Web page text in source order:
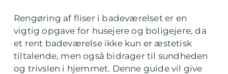
Rengøring af fliser i badeværelset er en
vigtig opgave for husejere og boligejere, da
et rent badeværelse ikke kun er æstetisk
tiltalende, men også bidrager til sundheden
og trivslen i hjemmet. Denne guide vil give